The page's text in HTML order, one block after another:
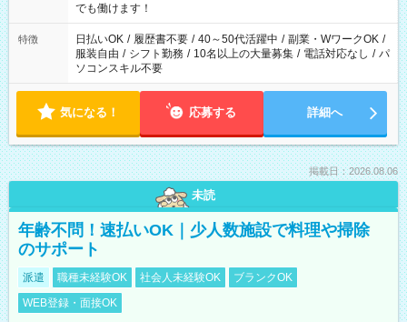
象となります ※労働者派遣法（日雇い派遣の原則禁止）によ
り、短時間・短期間の就業はご案内が難しい場合があります
でも働けます！
特徴 日払いOK / 履歴書不要 / 40～50代活躍中 / 副業・WワークOK /
服装自由 / シフト勤務 / 10名以上の大量募集 / 電話対応なし / パ
ソコンスキル不要
気になる！ 応募する 詳細へ
掲載日：2026.08.06
未読
年齢不問！速払いOK｜少人数施設で料理や掃除
のサポート
派遣 職種未経験OK 社会人未経験OK
ブランクOK
WEB登録・面接OK